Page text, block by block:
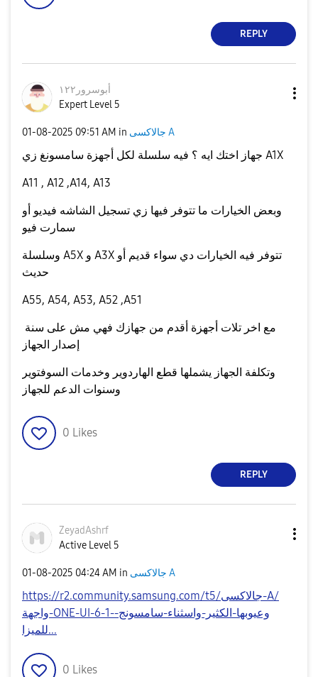
REPLY
أبوسرور١٢٢
Expert Level 5
‎01-08-2025 09:51 AM in جالاكسى A
جهاز اختك ايه ؟ فيه سلسلة لكل أجهزة سامسونغ زي A1X
A11 , A12 ,A14, A13
وبعض الخيارات ما تتوفر فيها زي تسجيل الشاشه فيديو أو
وسلسلة A5X و A3X تتوفر فيه الخيارات دي سواء قديم أو
حديث
A55, A54, A53, A52 ,A51
وتكلفة الجهاز يشملها قطع الهاردوير وخدمات السوفتوير
0 Likes
REPLY
ZeyadAshrf
Active Level 5
‎01-08-2025 04:24 AM in جالاكسى A
https://r2.community.samsung.com/t5/جالاكسى-A/
واجهة-ONE-UI-6-1-وعيوبها-الكثير-واسثناء-سامسونج-
للميزا...
0 Likes